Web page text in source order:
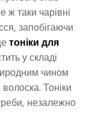
таки чарівні
запобігаючи
тоніки для
у складі
чином
Тоніки
незалежно